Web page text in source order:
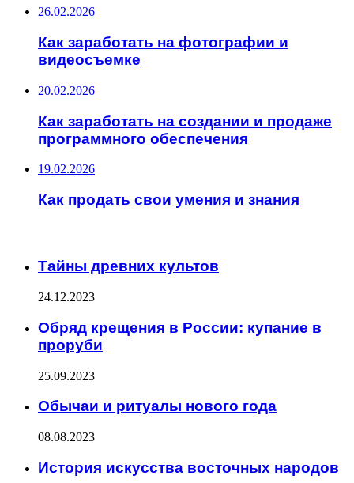
26.02.2026
Как заработать на фотографии и
видеосъемке
20.02.2026
Как заработать на создании и продаже
программного обеспечения
19.02.2026
Как продать свои умения и знания
Тайны древних культов
24.12.2023
Обряд крещения в России: купание в
проруби
25.09.2023
Обычаи и ритуалы нового года
08.08.2023
История искусства восточных народов